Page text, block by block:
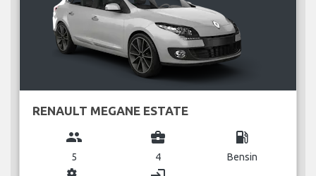
RENAULT MEGANE ESTATE
group
5
business_center
4
local_gas_station
Bensin